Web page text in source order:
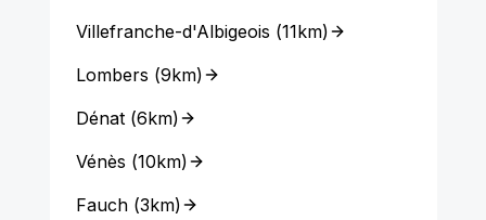
Villefranche-d'Albigeois (11km)
Lombers (9km)
Dénat(6km)
Vénès (10km)
Fauch(3km)